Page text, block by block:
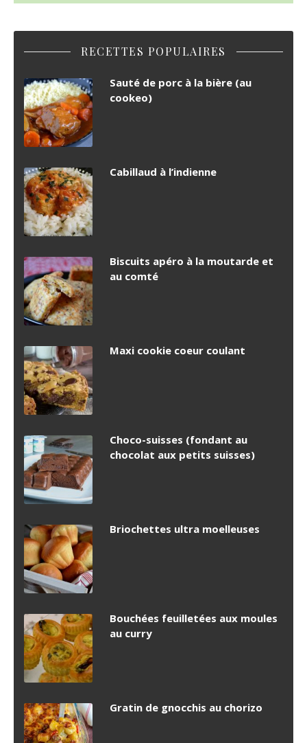
RECETTES POPULAIRES
Sauté de porc à la bière (au
cookeo)
Cabillaud à l’indienne
Biscuits apéro à la moutarde et
au comté
Maxi cookie coeur coulant
Choco-suisses (fondant au
chocolat aux petits suisses)
Briochettes ultra moelleuses
Bouchées feuilletées aux moules
au curry
Gratin de gnocchis au chorizo